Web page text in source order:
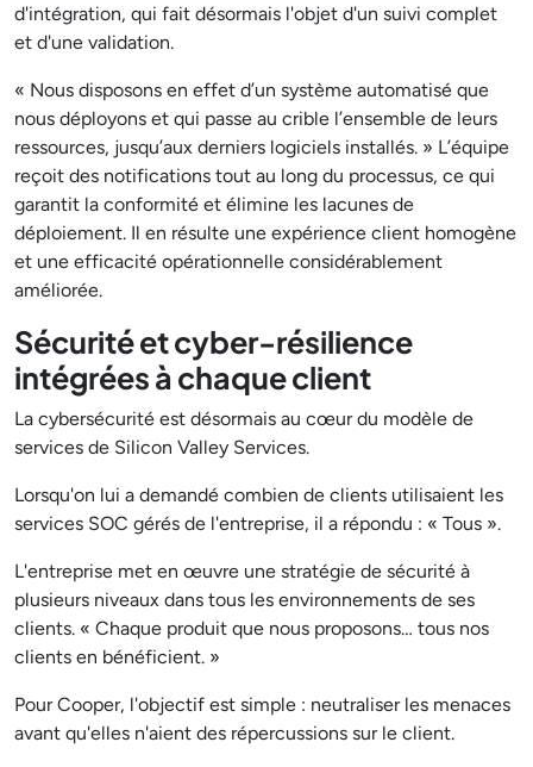
d'intégration, qui fait désormais l'objet d'un suivi complet
et d'une validation.
« Nous disposons en effet d’un système automatisé que
nous déployons et qui passe au crible l’ensemble de leurs
ressources, jusqu’aux derniers logiciels installés. » L’équipe
reçoit des notifications tout au long du processus, ce qui
garantit la conformité et élimine les lacunes de
déploiement. Il en résulte une expérience client homogène
et une efficacité opérationnelle considérablement
améliorée.
Sécurité et cyber-résilience
intégrées à chaque client
La cybersécurité est désormais au cœur du modèle de
services de Silicon Valley Services.
Lorsqu'on lui a demandé combien de clients utilisaient les
services SOC gérés de l'entreprise, il a répondu : « Tous ».
L'entreprise met en œuvre une stratégie de sécurité à
plusieurs niveaux dans tous les environnements de ses
clients. « Chaque produit que nous proposons… tous nos
clients en bénéficient. »
Pour Cooper, l'objectif est simple : neutraliser les menaces
avant qu'elles n'aient des répercussions sur le client.